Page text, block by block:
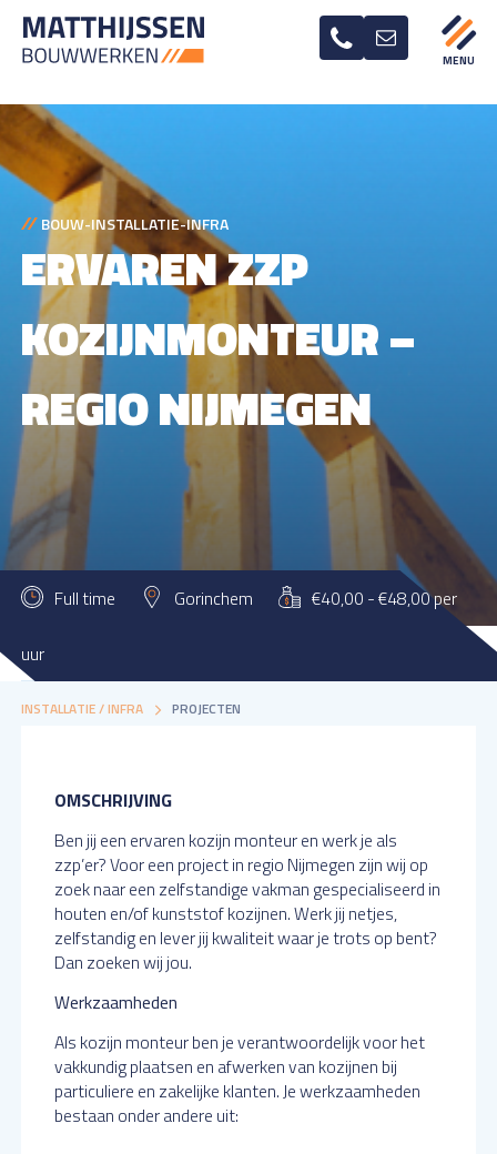
BOUW-INSTALLATIE-INFRA
ERVAREN ZZP
KOZIJNMONTEUR –
REGIO NIJMEGEN
Full time Gorinchem €40,00 - €48,00 per
uur
INSTALLATIE / INFRA PROJECTEN
OMSCHRIJVING
Ben jij een ervaren kozijn monteur en werk je als
zzp’er? Voor een project in regio Nijmegen zijn wij op
zoek naar een zelfstandige vakman gespecialiseerd in
houten en/of kunststof kozijnen. Werk jij netjes,
zelfstandig en lever jij kwaliteit waar je trots op bent?
Dan zoeken wij jou.
Werkzaamheden
Als kozijn monteur ben je verantwoordelijk voor het
vakkundig plaatsen en afwerken van kozijnen bij
particuliere en zakelijke klanten. Je werkzaamheden
bestaan onder andere uit: